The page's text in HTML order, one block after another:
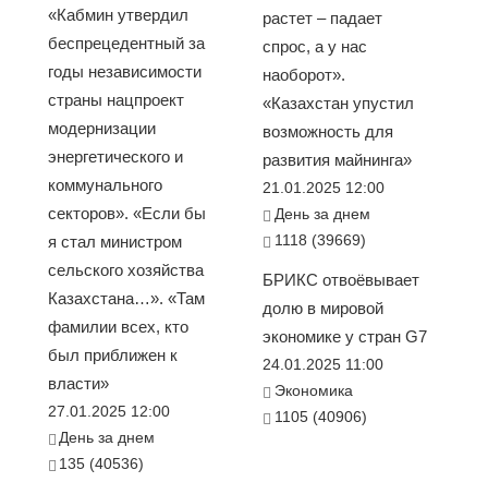
«Кабмин утвердил
беспрецедентный за
годы независимости
страны нацпроект
модернизации
энергетического и
коммунального
секторов». «Если бы
я стал министром
сельского хозяйства
Казахстана…». «Там
фамилии всех, кто
был приближен к
власти»
27.01.2025 12:00
День за днем
135 (40536)
растет – падает
спрос, а у нас
наоборот».
«Казахстан упустил
возможность для
развития майнинга»
21.01.2025 12:00
День за днем
1118 (39669)
БРИКС отвоёвывает
долю в мировой
экономике у стран G7
24.01.2025 11:00
Экономика
1105 (40906)